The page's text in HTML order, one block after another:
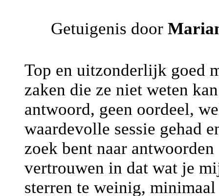
Getuigenis door
Top en uitzonderlijk goed
zaken die ze niet weten
antwoord, geen oordeel,
waardevolle sessie gehad
zoek bent naar
vertrouwen in dat wat je
sterren te weinig,